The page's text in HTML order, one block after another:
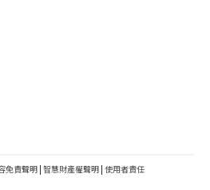
免責聲明 | 智慧財產權聲明 | 使用者責任